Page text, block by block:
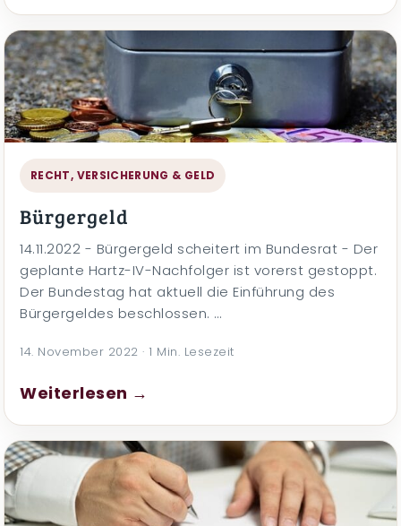
RECHT, VERSICHERUNG & GELD
Bürgergeld
14.11.2022 - Bürgergeld scheitert im Bundesrat - Der
geplante Hartz-IV-Nachfolger ist vorerst gestoppt.
Der Bundestag hat aktuell die Einführung des
Bürgergeldes beschlossen. …
14. November 2022 · 1 Min. Lesezeit
Weiterlesen →